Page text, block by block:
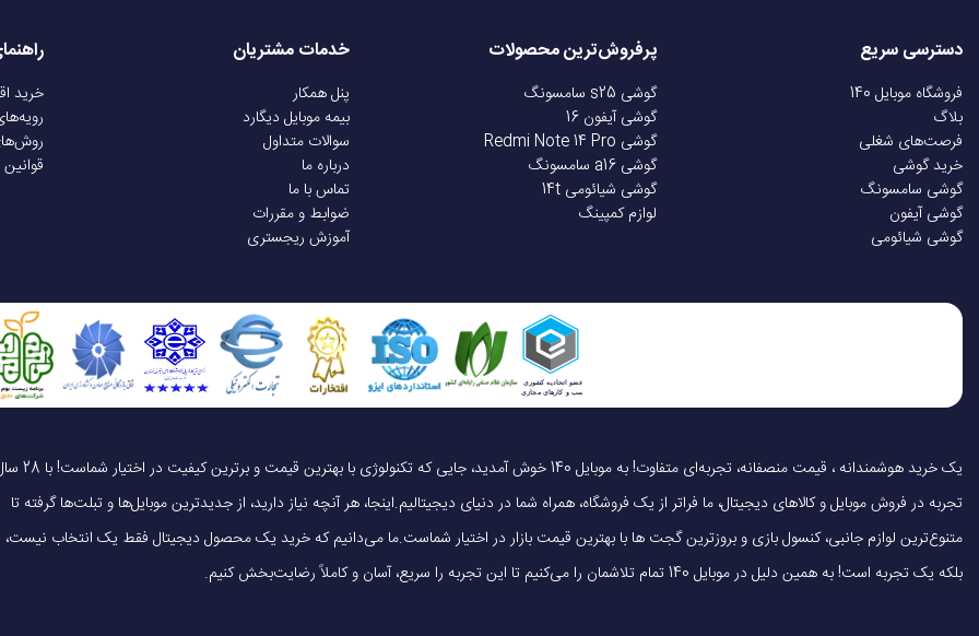
دسترسی سریع
فروشگاه موبایل 140
بلاگ
فرصت‌های شغلی
خرید گوشی
گوشی سامسونگ
گوشی آیفون
گوشی شیائومی
پرفروش‌ترین محصولات
گوشی s25 سامسونگ
گوشی آیفون 16
گوشی Redmi Note 14 Pro
گوشی a16 سامسونگ
گوشی شیائومی 14t
لوازم کمپینگ
خدمات مشتریان
پنل همکار
بیمه موبایل دیگارد
سوالات متداول
درباره ما
تماس با ما
ضوابط و مقررات
آموزش ریجستری
خرید
یک خرید هوشمندانه ، قیمت منصفانه، تجربه‌ای متفاوت! به موبایل 140 خوش آمدید، جایی که
تجربه در فروش موبایل و کالاهای دیجیتال، ما فراتر از یک فروشگاه، همراه شما در دنیای دیجیتالیم.اینجا، هر آنچه نیاز دارید، از جدیدترین موبایل‌ها و تبلت‌ها گرفته تا
متنوع‌ترین لوازم جانبی، کنسول بازی و بروزترین گجت ها با بهترین قیمت بازار در اختیار شماست.ما می‌دانیم که خرید یک محصول دیجیتال فقط یک انتخاب نیست،
بلکه یک تجربه است! به همین دلیل در موبایل 140 تمام تلاشمان را می‌کنیم تا این تجربه را سریع، آسان و کاملاً رضایت‌بخش کنیم.